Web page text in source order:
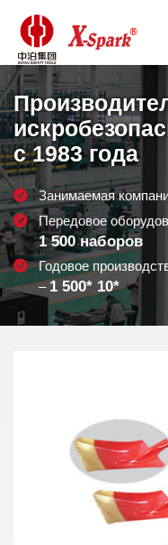
с 1983 года
Занимаемая
Передовое
1 500наборов
Годовое
– 1 500* 10*